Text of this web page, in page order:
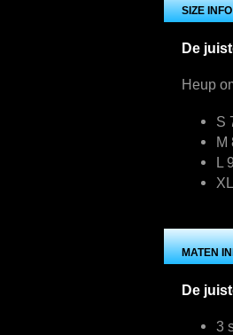
SIZE
De
Heup
S
M
L
MATEN
De
3